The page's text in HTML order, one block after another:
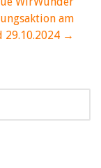
am
29.10.2024 →